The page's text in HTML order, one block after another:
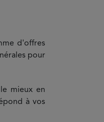
d'offres
pour
mieux en
à vos